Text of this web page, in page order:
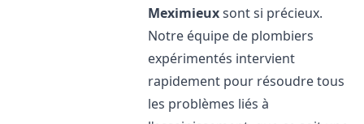
Meximieuxsont si précieux.
Notre équipe de plombiers
expérimentés intervient
rapidement pour résoudre tous
les problèmes liés à